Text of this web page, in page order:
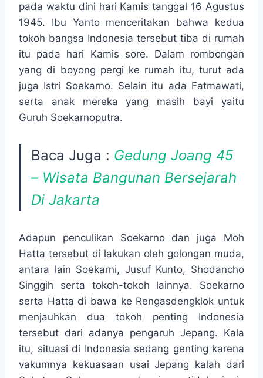
pada waktu dini hari Kamis tanggal 16 Agustus
1945. Ibu Yanto menceritakan bahwa kedua
tokoh bangsa Indonesia tersebut tiba di rumah
itu pada hari Kamis sore. Dalam rombongan
yang di boyong pergi ke rumah itu, turut ada
juga Istri Soekarno. Selain itu ada Fatmawati,
serta anak mereka yang masih bayi yaitu
Guruh Soekarnoputra.
Baca Juga : Gedung Joang 45
– Wisata Bangunan Bersejarah
Di Jakarta
Adapun penculikan Soekarno dan juga Moh
Hatta tersebut di lakukan oleh golongan muda,
antara lain Soekarni, Jusuf Kunto, Shodancho
Singgih serta tokoh-tokoh lainnya. Soekarno
serta Hatta di bawa ke Rengasdengklok untuk
menjauhkan dua tokoh penting Indonesia
tersebut dari adanya pengaruh Jepang. Kala
itu, situasi di Indonesia sedang genting karena
vakumnya kekuasaan usai Jepang kalah dari